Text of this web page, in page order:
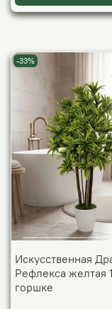
-33%
Искусственная
Рефлекса желтая
горшке